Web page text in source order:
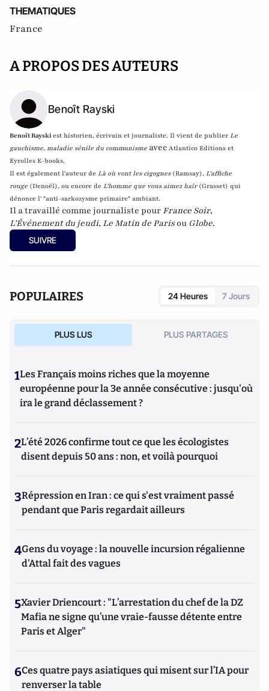
THEMATIQUES
France
A PROPOS DES AUTEURS
Benoît Rayski
Benoît Rayskiest historien, écrivain et journaliste. Il vient de publier Le
gauchisme, maladie sénile du communisme avec Atlantico Editions et
Eyrolles E-books.
Il est également l'auteur de Là où vont les cigognes (Ramsay), L'affiche
rouge (Denoël), ou encore de L'homme que vous aimez haïr (Grasset) qui
dénonce l' "anti-sarkozysme primaire" ambiant.
Il a travaillé comme journaliste pour France Soir,
L'Événement du jeudi, Le Matin de Parisou Globe.
SUIVRE
POPULAIRES 24 Heures 7 Jours
PLUS LUS PLUS PARTAGES
1Les Français moins riches que la moyenne
européenne pour la 3e année consécutive : jusqu'où
ira le grand déclassement ?
2L’été 2026 confirme tout ce que les écologistes
disent depuis 50 ans : non, et voilà pourquoi
3Répression en Iran : ce qui s'est vraiment passé
pendant que Paris regardait ailleurs
4Gens du voyage : la nouvelle incursion régalienne
d'Attal fait des vagues
5Xavier Driencourt : "L’arrestation du chef de la DZ
Mafia ne signe qu’une vraie-fausse détente entre
Paris et Alger"
6Ces quatre pays asiatiques qui misent sur l’IA pour
renverser la table